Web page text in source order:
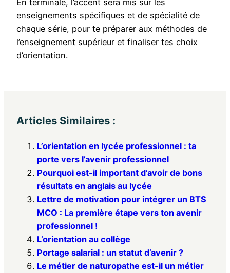
enseignements spécifiques et de spécialité de
chaque série, pour te préparer aux méthodes de
l’enseignement supérieur et finaliser tes choix
d’orientation.
Articles Similaires :
L’orientation en lycée professionnel : ta
porte vers l’avenir professionnel
Pourquoi est-il important d’avoir de bons
résultats en anglais au lycée
Lettre de motivation pour intégrer un BTS
MCO : La première étape vers ton avenir
professionnel !
L’orientation au collège
Portage salarial : un statut d’avenir ?
Le métier de naturopathe est-il un métier